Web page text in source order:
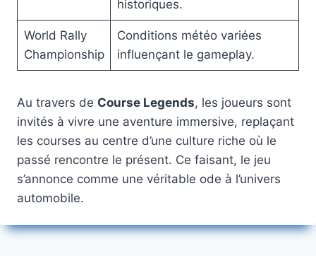
historiques.
World Rally
Championship
Conditions météo variées
influençant le gameplay.
Au travers de Course Legends, les joueurs sont
invités à vivre une aventure immersive, replaçant
les courses au centre d’une culture riche où le
passé rencontre le présent. Ce faisant, le jeu
s’annonce comme une véritable ode à l’univers
automobile.